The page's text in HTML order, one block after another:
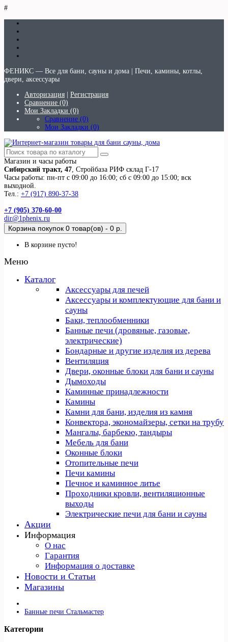
#
ФЕНИКС — Все для бани, сауны и дома | Печи, камины, котлы,
двери, аксессуары
Авторизация
Регистрация
Сравнение (0)
Мои Закладки (0)
Сравнение (0)
Мои Закладки (0)
Магазин и часы работы
Сибирский тракт, 47, Стройбаза РИФ склад Г-17
Часы работы: пн-пт с 09:00 до 16:00; сб с 09:00 до 15:00; вск
выходной.
Тел.: +7 (917) 890-37-38
+7 (905) 370-60-00
dir@1phenix.ru
Корзина покупок 0 товар(ов) - 0 р.
В корзине пусто!
Меню
Каталог
Аксессуары для печей
Аксессуары и комплектующие для бани и
сауны
Баки, теплообменники
Банные печи (дровяные, газовые,
электрические)
Бондарные и другие изделия из дерева
Вентиляция
Двери, оконные блоки для бани и сауны
Дымоходы
Каминные принадлежности
Камины
Камни для бани, изделия из камня
Конвектора, экономайзеры, сетки на трубу
Мангалы, барбекю, тандыры
Мебель для бани
Оконные блоки
Отопительные печи
Печи камины
Печное и каминное литье
Проходники кровли, вeнтиляционные
выходы
Электрические печи для бани и сауны
Акции
Информация
О нас
Гарантия
Информация о доставке
Новости и Статьи
Магазины
Банные печи Стальмастер
Категории